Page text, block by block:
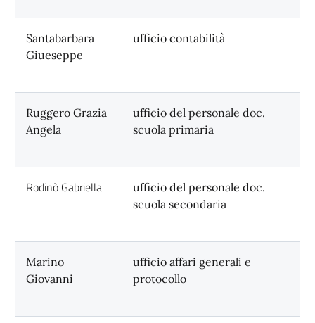
Santabarbara
Giueseppe
ufficio contabilità
Ruggero Grazia
Angela
ufficio del personale doc.
scuola primaria
Rodinò Gabriella
ufficio del personale doc.
scuola secondaria
Marino
Giovanni
ufficio affari generali e
protocollo